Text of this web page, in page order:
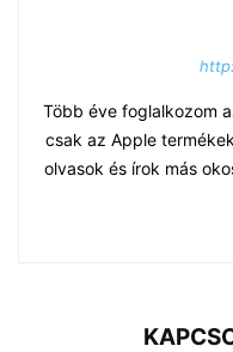
Több éve foglalkozom
csak az Apple
olvasok és írok más